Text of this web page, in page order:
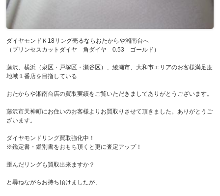
ダイヤモンドＫ18リング売るならおたからや湘南台へ
（プリンセスカットダイヤ 角ダイヤ 0.53 ゴールド）
藤沢、横浜（泉区・戸塚区・瀬谷区）、綾瀬市、大和市エリアのお客様満足度
地域１番店を目指している
おたからや湘南台店の買取実績をご覧いただきましてありがとうございます。
藤沢市天神町にお住いのお客様よりお買取りさせて頂きました。ありがとうご
ざいます。
ダイヤモンドリング買取強化中！
※鑑定書・鑑別書をおもち頂くと更に査定アップ！
歪んだリングも買取出来ますか？
と尋ねながらお持ち頂けましたが、